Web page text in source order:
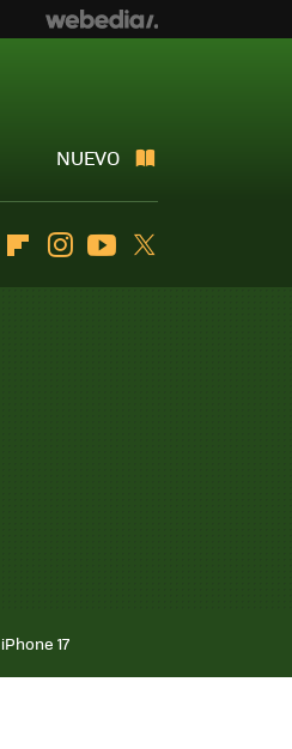
NUEVO
FlipboardInstagramYoutube
iPhone 17